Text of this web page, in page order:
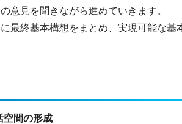
意見を聞きながら進めていきます。
最終基本構想をまとめ、実現可能な基
空間の形成